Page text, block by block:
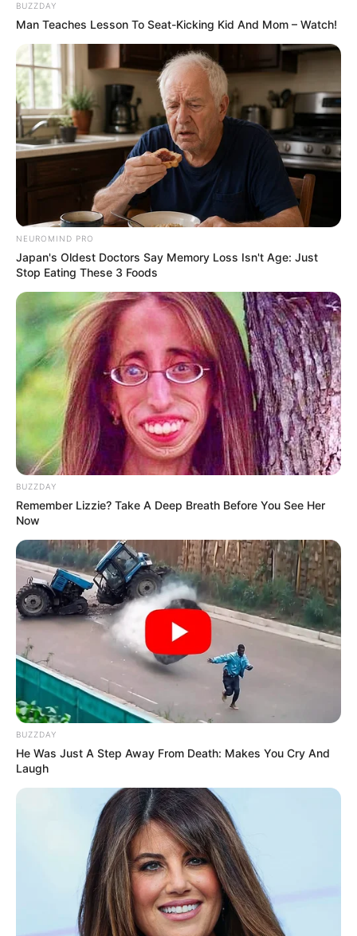
Latest News
અમદાવાદમાં મેયરને જોતા જ 3 દિવસથી પાણીમાં
રહેલા લોકોનો બાટલો ફાટ્યો
2 weeks ago
‘વિદ્યાર્થીઓને મારવાનો આદેશ કોણે આપ્યો, પેલેટ
ગનનો ઉપયોગ કરવાની મંજુરી કોણે આપી? રાહુલ
ગાંધીએ અમિત શાહને પત્ર લખ્યો
2 weeks ago
એન્જિનિયરનું મોત
પેપર લીક વિરુદ્ધ કાલે નવું બિલ આવી શકે છે, 10
વર્ષની જેલ અને 10 કરોડ સુધીના દંડની જોગવાઈ
2 weeks ago
મોદીએ રાતે 12 વાગ્યે વીડિયો મેસેજ જાહેર કરીને
કહ્યું, પેપર લીક પર કડક નિર્ણય લેવાશે
2 weeks ago
Categories
Gujarat 3,834
India 2,164
News 1,078
Astrology 521
International 475
health 463
Ajab Gajab
Politics
Bollywood 239
Vadodara
76
Uncategorized
Gandhinagar
BUZZDAY
Man Teaches Lesson To Seat-Kicking Kid And Mom – Watch!
NEUROMIND PRO
Japan's Oldest Doctors Say Memory Loss Isn't Age: Just
Stop Eating These 3 Foods
BUZZDAY
Remember Lizzie? Take A Deep Breath Before You See Her
Now
BUZZDAY
He Was Just A Step Away From Death: Makes You Cry And
Laugh